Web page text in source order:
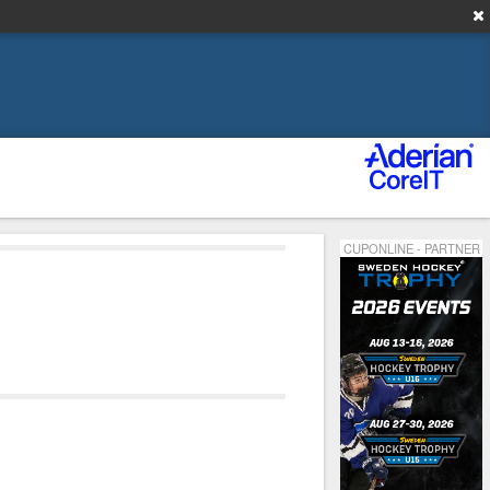
CUPONLINE - PARTNER